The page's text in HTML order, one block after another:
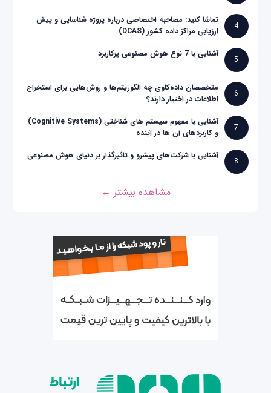
4
تماشا کنید: مصاحبه اختصاصی درباره پروژه شناسایی و پیش
ارزیابی مراکز داده کشور (DCAS)
5
آشنایی با 7 نوع هوش مصنوعی پرکاربرد
6
متخصصان داده‌کاوی چه الگوریتم‌ها و روش‌هایی برای استخراج
اطلاعات در اختیار دارند؟
7
آشنایی با مفهوم سیستم های شناختی (Cognitive Systems)
و کاربردهای آن ها در آینده
8
آشنایی با شرکت‌های پیشرو و تاثیرگذار بر دنیای هوش مصنوعی
مشاهده بیشتر ←